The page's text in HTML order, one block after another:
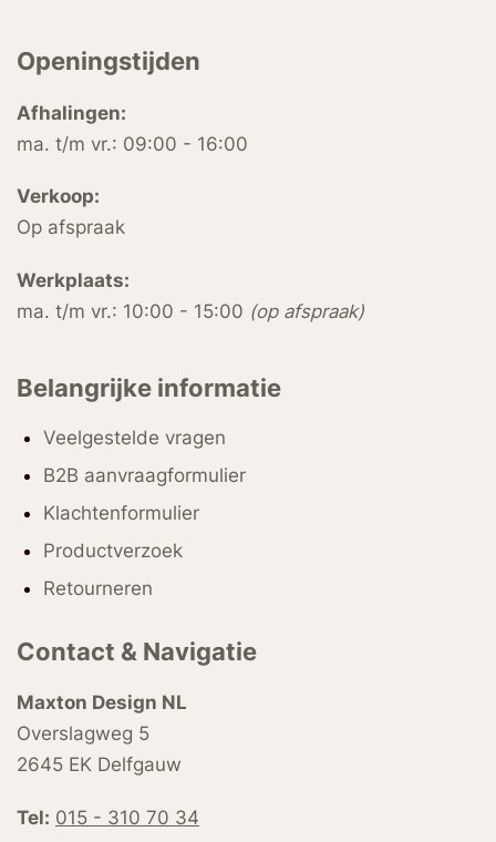
Openingstijden
Afhalingen:
ma. t/m vr.: 09:00 - 16:00
Verkoop:
Op afspraak
Werkplaats:
ma. t/m vr.: 10:00 - 15:00 (op afspraak)
Belangrijke informatie
Veelgestelde vragen
B2B aanvraagformulier
Klachtenformulier
Productverzoek
Retourneren
Contact & Navigatie
Maxton Design NL
Overslagweg 5
2645 EK Delfgauw
Tel: 015 - 310 70 34